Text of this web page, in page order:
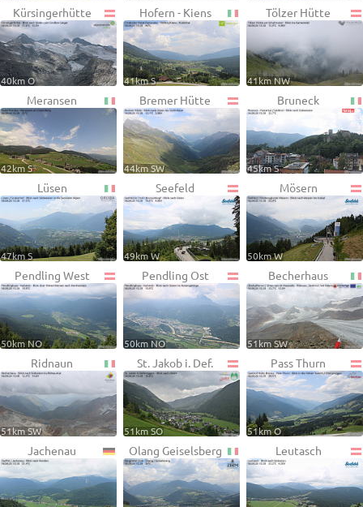
Kürsingerhütte
40km O
Hofern - Kiens
41km S
Tölzer Hütte
41km NW
Meransen
42km S
Bremer Hütte
44km SW
Bruneck
45km S
Lüsen
47km S
Seefeld
49km W
Mösern
50km W
Pendling West
50km NO
Pendling Ost
50km NO
Becherhaus
51km SW
Ridnaun
51km SW
St. Jakob i. Def.
51km SO
Pass Thurn
51km O
Jachenau Olang Geiselsberg Leutasch